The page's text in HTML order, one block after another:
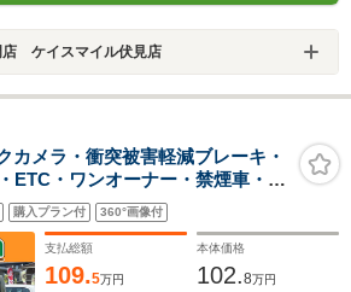
店 ケイスマイル伏見店
メラ・衝突被害軽減ブレーキ・
ETC・ワンオーナー・禁煙車・フ
・スマートキー&プッシュスター
ムクリーニング
購入プラン付 360°画像付
支払総額
109.5万円
本体価格
102.8万円